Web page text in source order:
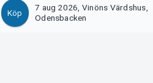
Köp
7 aug 2026, Vinöns Värdshus,
Odensbacken